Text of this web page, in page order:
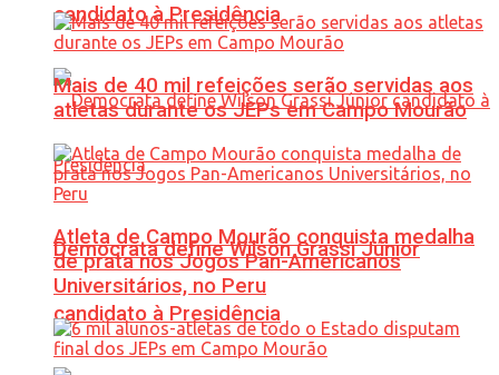
candidato à Presidência
Democrata define Wilson Grassi Júnior
candidato à Presidência
Mais de 40 mil refeições serão servidas aos
atletas durante os JEPs em Campo Mourão
Atleta de Campo Mourão conquista medalha
de prata nos Jogos Pan-Americanos
Universitários, no Peru